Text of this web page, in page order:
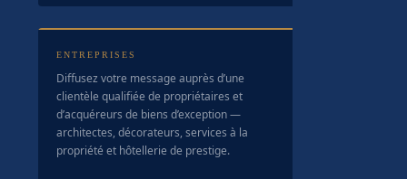
ENTREPRISES
Diffusez votre message auprès d’une
clientèle qualifiée de propriétaires et
d’acquéreurs de biens d’exception —
architectes, décorateurs, services à la
propriété et hôtellerie de prestige.